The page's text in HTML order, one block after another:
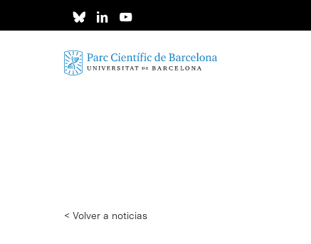
< Volver a noticias